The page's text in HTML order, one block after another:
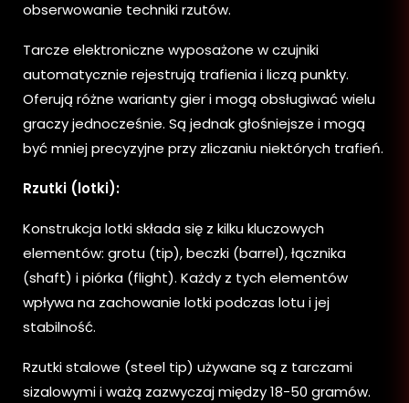
obserwowanie techniki rzutów.
Tarcze elektroniczne wyposażone w czujniki
automatycznie rejestrują trafienia i liczą punkty.
Oferują różne warianty gier i mogą obsługiwać wielu
graczy jednocześnie. Są jednak głośniejsze i mogą
być mniej precyzyjne przy zliczaniu niektórych trafień.
Rzutki (lotki):
Konstrukcja lotki składa się z kilku kluczowych
elementów: grotu (tip), beczki (barrel), łącznika
(shaft) i piórka (flight). Każdy z tych elementów
wpływa na zachowanie lotki podczas lotu i jej
stabilność.
Rzutki stalowe (steel tip) używane są z tarczami
sizalowymi i ważą zazwyczaj między 18-50 gramów.